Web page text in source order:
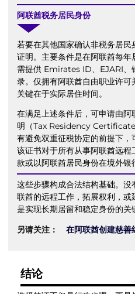
阿联酋税务居民身份
若要在其他国家确认非税务居
证明。主要条件是在阿联酋每
需提供 Emirates ID、EJARI、
录。仅拥有阿联酋自由职业许
关键在于实际居住时间。
在满足上述条件后，可申请由
明（Tax Residency
有避免双重征税协定的前提下，
该证书对于所有从事阿联酋远
款或以阿联酋居民身份在境外银
这些步骤构成合法结构基础。
联酋的远程工作，拓展权利，
是实现长期居留和稳定身份的关
另请关注： 在阿联酋创建慈善
结论